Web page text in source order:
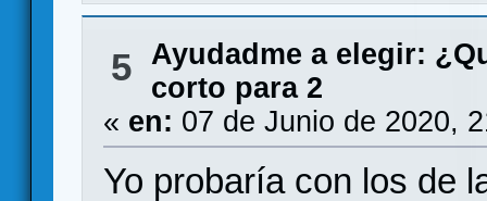
5 Ayudadme a elegir:
corto para 2
« en: 07 de Junio de 2020,
Yo probaría con los de